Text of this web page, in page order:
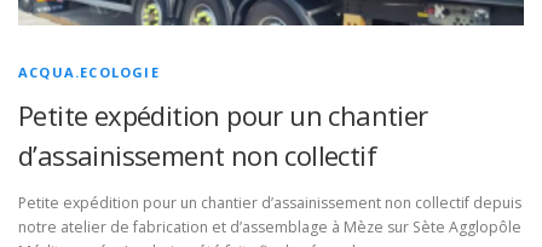
ACQUA.ECOLOGIE
Petite expédition pour un chantier
d’assainissement non collectif
Petite expédition pour un chantier d’assainissement non collectif depuis
notre atelier de fabrication et d’assemblage à Mèze sur Sète Agglopôle